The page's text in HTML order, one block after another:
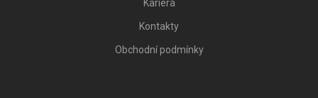
Kariéra
Kontakty
Obchodní podmínky